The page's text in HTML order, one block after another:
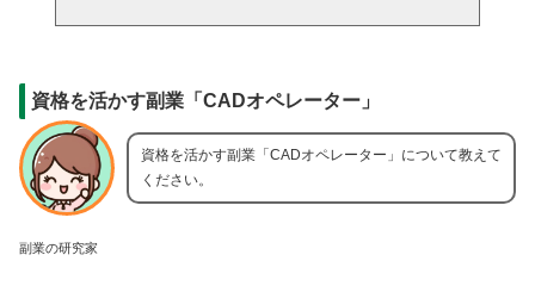
資格を活かす副業「CADオペレーター」
副業の研究家
資格を活かす副業「CADオペレーター」について教えて
ください。